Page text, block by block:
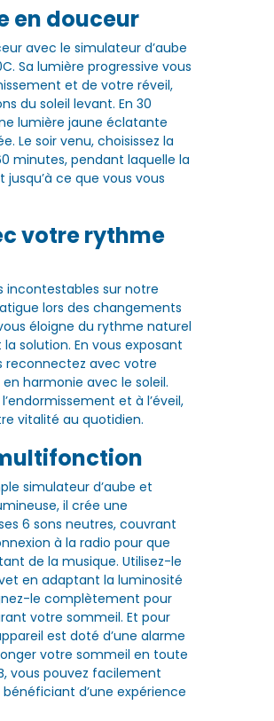
en douceur
avec le simulateur d’aube
Sa lumière progressive vous
et de votre réveil,
du soleil levant. En 30
lumière jaune éclatante
Le soir venu, choisissez la
minutes, pendant laquelle la
ce que vous vous
votre rythme
incontestables sur notre
lors des changements
éloigne du rythme naturel
solution. En vous exposant
reconnectez avec votre
harmonie avec le soleil.
et à l’éveil,
vitalité au quotidien.
simulateur d’aube et
il crée une
6 sons neutres, couvrant
à la radio pour que
de la musique. Utilisez-le
en adaptant la luminosité
le complètement pour
votre sommeil. Et pour
est doté d’une alarme
votre sommeil en toute
vous pouvez facilement
d’une expérience